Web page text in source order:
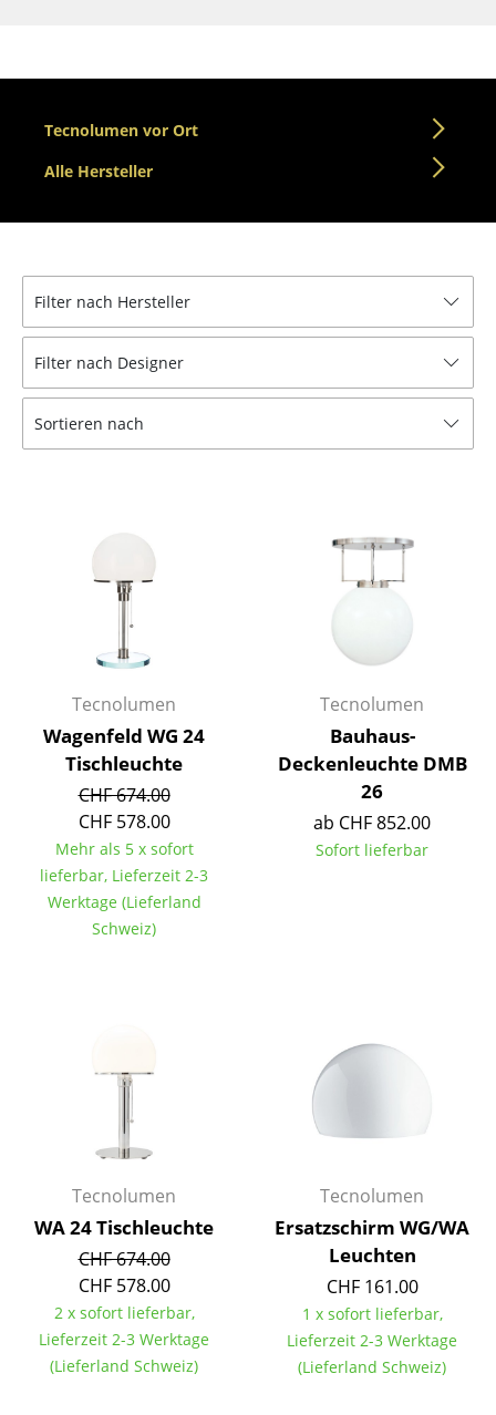
Bürodrehstühle
Einzelteile
Tische
Esstische
Schreibtische
Sekretäre & PC-Tische
Kindertische
Gartentische
Servierwagen
Einzelteile
... alle Tische
Wandregale
Sideboards & Kommoden
Beistell- & Rollcontainer
Barmöbel
Garderoben
Kleinaufbewahrung
Tecnolumen vor Ort
Alle Hersteller
Filter nach Hersteller
Filter nach Designer
Sortieren nach
Tecnolumen
Wagenfeld WG 24
Tischleuchte
CHF 674.00
CHF 578.00
Mehr als 5 x sofort
lieferbar, Lieferzeit 2-3
Werktage (Lieferland
Schweiz)
Tecnolumen
Bauhaus-
Deckenleuchte DMB
26
ab CHF 852.00
Sofort lieferbar
Tecnolumen
WA 24 Tischleuchte
CHF 674.00
CHF 578.00
2 x sofort lieferbar,
Lieferzeit 2-3 Werktage
(Lieferland Schweiz)
Tecnolumen
Ersatzschirm WG/WA
Leuchten
CHF 161.00
1 x sofort lieferbar,
Lieferzeit 2-3 Werktage
(Lieferland Schweiz)